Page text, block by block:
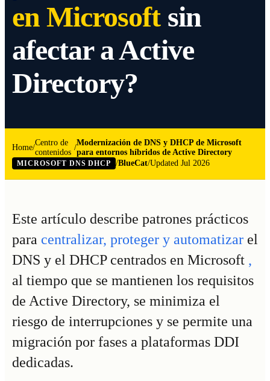
en Microsoftsin
afectar a Active
Directory?
Home
Centro de
contenidos
Modernización de DNS y DHCP de Microsoft
para entornos híbridos de Active Directory
MICROSOFT DNS DHCP /BlueCat/UpdatedJul 2026
Este artículo describe patrones prácticos
para centralizar, proteger y automatizar el
DNS y el DHCP centrados en Microsoft ,
al tiempo que se mantienen los requisitos
de Active Directory, se minimiza el
riesgo de interrupciones y se permite una
migración por fases a plataformas DDI
dedicadas.